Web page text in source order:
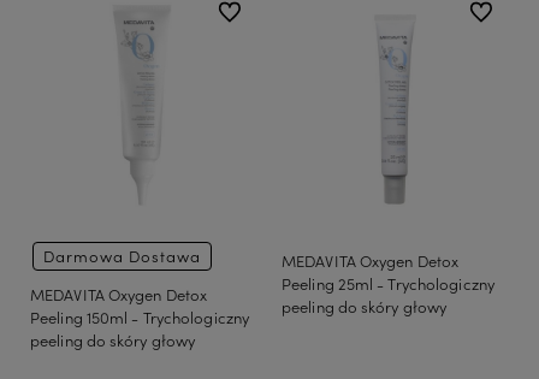
Darmowa Dostawa
MEDAVITA Oxygen Detox
Peeling 150ml - Trychologiczny
peeling do skóry głowy
do ulubionych
MEDAVITA Oxygen Detox
Peeling 25ml - Trychologiczny
peeling do skóry głowy
do